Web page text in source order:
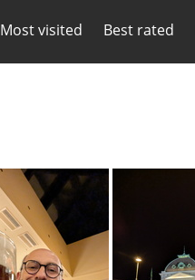
Most visited Best rated